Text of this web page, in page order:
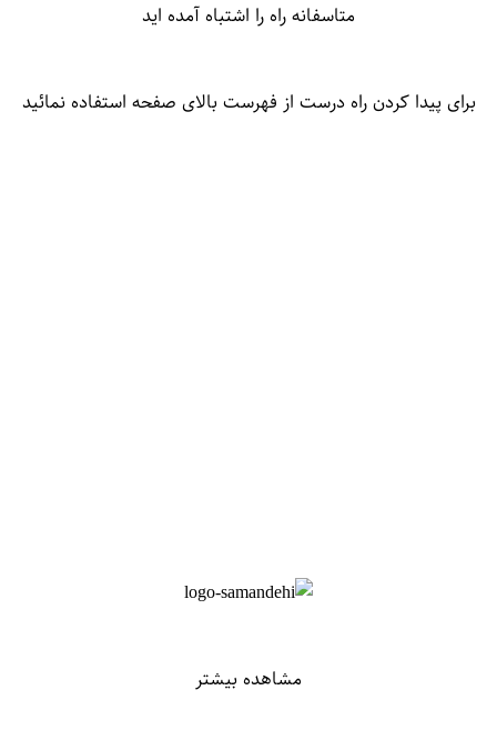
متاسفانه راه را اشتباه آمده اید
برای پیدا کردن راه درست از فهرست بالای صفحه استفاده نمائید
مشاهده بیشتر